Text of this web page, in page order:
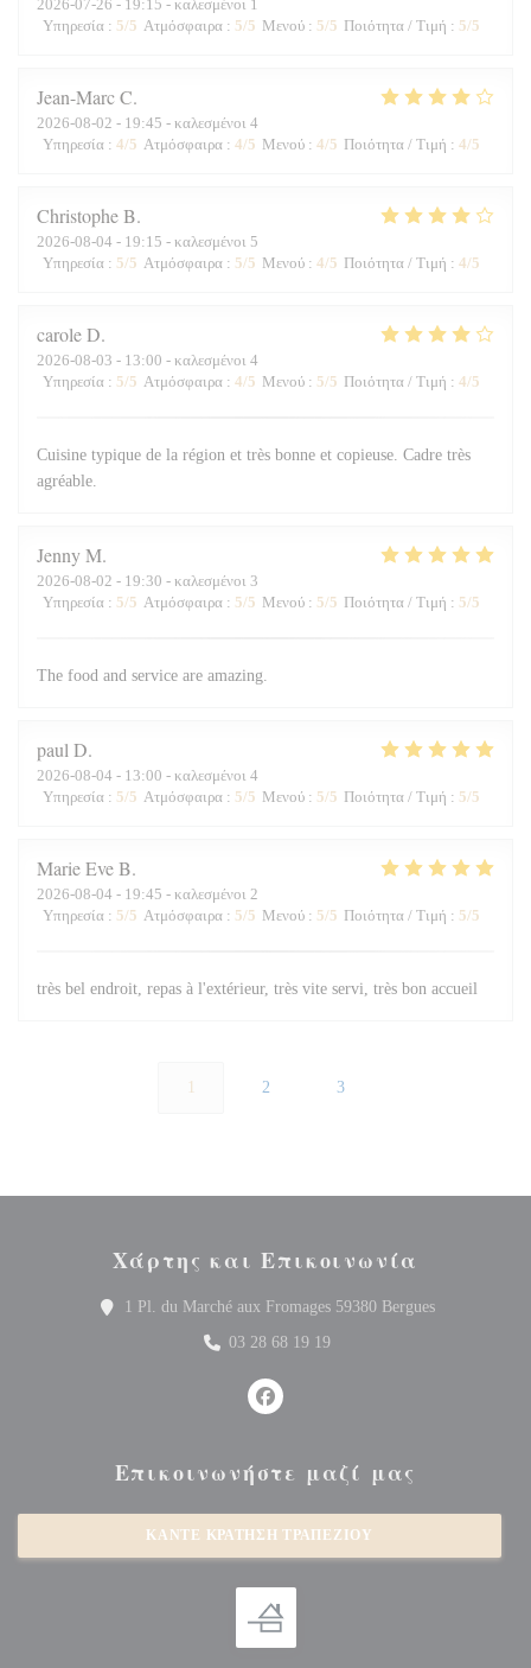
2026-07-26 - 19:15 - καλεσμένοι 1
Υπηρεσία : 5/5 Ατμόσφαιρα : 5/5 Μενού : 5/5 Ποιότητα / Τιμή : 5/5
Jean-MarcC
2026-08-02 - 19:45 - καλεσμένοι 4
Υπηρεσία : 4/5 Ατμόσφαιρα : 4/5 Μενού : 4/5 Ποιότητα / Τιμή : 4/5
ChristopheB
2026-08-04 - 19:15 - καλεσμένοι 5
Υπηρεσία : 5/5 Ατμόσφαιρα : 5/5 Μενού : 4/5 Ποιότητα / Τιμή : 4/5
caroleD
2026-08-03 - 13:00 - καλεσμένοι 4
Υπηρεσία : 5/5 Ατμόσφαιρα : 4/5 Μενού : 5/5 Ποιότητα / Τιμή : 4/5
Cuisine typique de la région et très bonne et copieuse. Cadre très
agréable.
JennyM
2026-08-02 - 19:30 - καλεσμένοι 3
Υπηρεσία : 5/5 Ατμόσφαιρα : 5/5 Μενού : 5/5 Ποιότητα / Τιμή : 5/5
The food and service are amazing.
paulD
2026-08-04 - 13:00 - καλεσμένοι 4
Υπηρεσία : 5/5 Ατμόσφαιρα : 5/5 Μενού : 5/5 Ποιότητα / Τιμή : 5/5
Marie EveB
2026-08-04 - 19:45 - καλεσμένοι 2
Υπηρεσία : 5/5 Ατμόσφαιρα : 5/5 Μενού : 5/5 Ποιότητα / Τιμή : 5/5
très bel endroit, repas à l'extérieur, très vite servi, très bon accueil
2 3
Χάρτης και Επικοινωνία
1 Pl. du Marché aux Fromages 59380 Bergues((ανοίγει σε
03 28 68 19 19
Facebook ((ανοίγει σε νέο
Επικοινωνήστε μαζί μας
ΚΆΝΤΕ ΚΡΆΤΗΣΗ ΤΡΑΠΕΖΙΟΎ